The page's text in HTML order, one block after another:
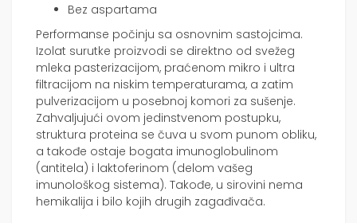
Bez aspartama
Performanse počinju sa osnovnim sastojcima.
Izolat surutke proizvodi se direktno od svežeg
mleka pasterizacijom, praćenom mikro i ultra
filtracijom na niskim temperaturama, a zatim
pulverizacijom u posebnoj komori za sušenje.
Zahvaljujući ovom jedinstvenom postupku,
struktura proteina se čuva u svom punom obliku,
a takođe ostaje bogata imunoglobulinom
(antitela) i laktoferinom (delom vašeg
imunološkog sistema). Takođe, u sirovini nema
hemikalija i bilo kojih drugih zagađivača.